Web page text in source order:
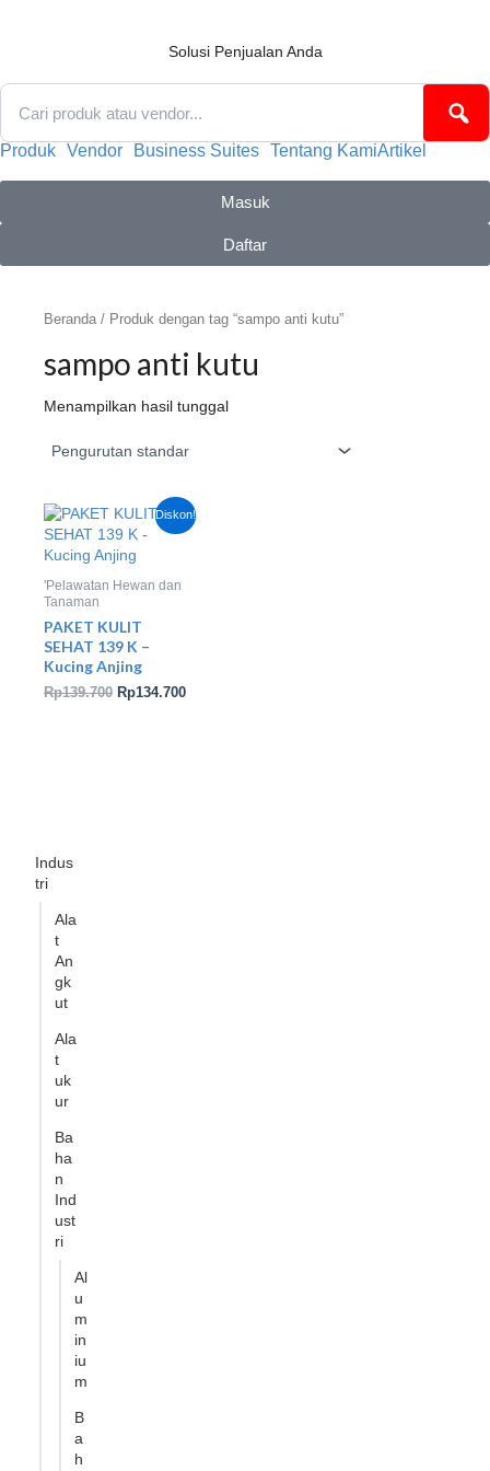
Solusi Penjualan Anda
Produk Vendor Business Suites Tentang KamiArtikel
Masuk
Daftar
Indus
tri
Ala
t
An
gk
ut
Ala
t
uk
ur
Ba
ha
n
Ind
ust
ri
Al
u
m
in
iu
m
B
a
h
Beranda / Produk dengan tag “sampo anti kutu”
sampo anti kutu
Menampilkan hasil tunggal
Diskon!
'Pelawatan Hewan dan
Tanaman
PAKET KULIT
SEHAT 139 K –
Kucing Anjing
Rp139.700
Harga
aslinya
adalah:
Rp139.700.
Rp134.700
Harga
saat